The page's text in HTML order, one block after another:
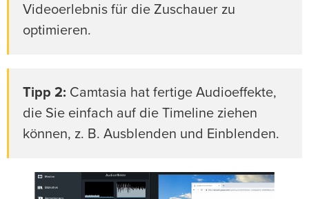
Videoerlebnis für die Zuschauer zu
optimieren.
Tipp 2: Camtasia hat fertige Audioeffekte,
die Sie einfach auf die Timeline ziehen
können, z. B. Ausblenden und Einblenden.